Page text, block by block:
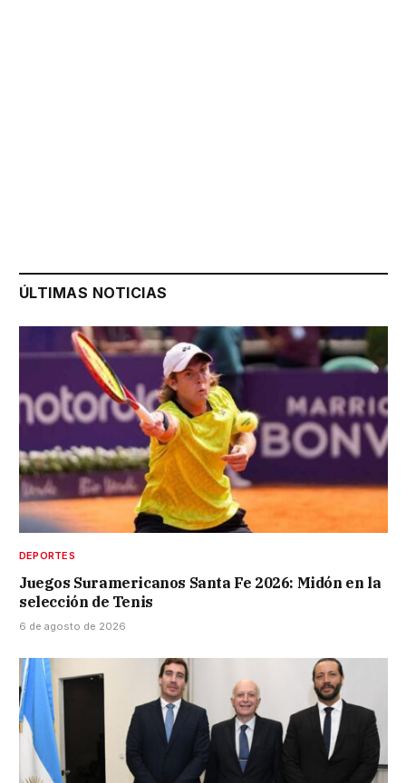
ÚLTIMAS NOTICIAS
DEPORTES
Juegos Suramericanos Santa Fe 2026: Midón en la
selección de Tenis
6 de agosto de 2026